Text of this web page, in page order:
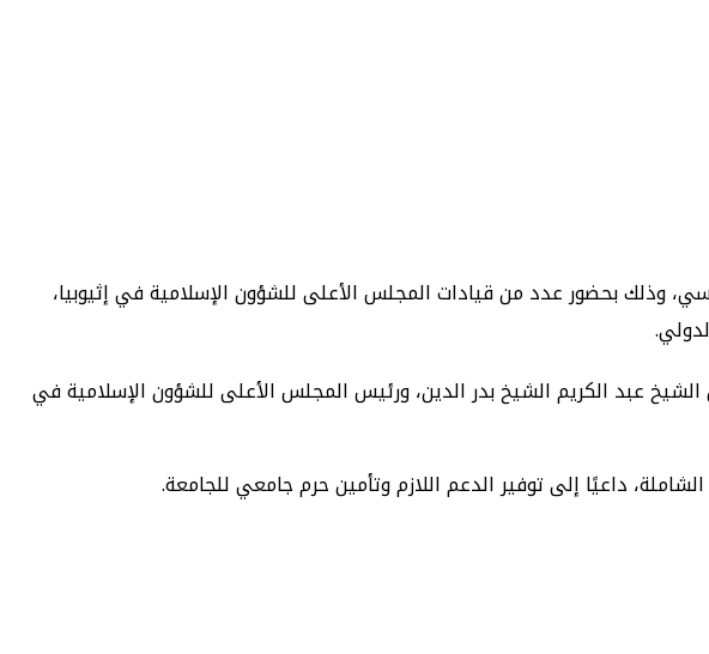
وذلك بحضور عدد من قيادات المجلس الأعلى للشؤون الإسلامية في إثيوبيا،
عبد الكريم الشيخ بدر الدين، ورئيس المجلس الأعلى للشؤون الإسلامية في
داعيًا إلى توفير الدعم اللازم وتأمين حرم جامعي للجامعة.